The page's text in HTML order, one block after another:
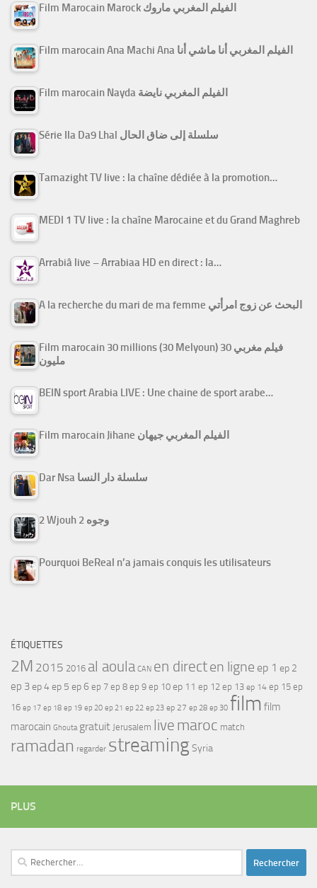
Film Marocain Marock الفيلم المغربي ماروك
Film marocain Ana Machi Ana الفيلم المغربي أنا ماشي أنا
Film marocain Nayda الفيلم المغربي نايضة
Série Ila Da9 Lhal سلسلة إلى ضاق الحال
Tamazight TV live : la chaîne dédiée à la promotion…
MEDI 1 TV live : la chaîne Marocaine et du Grand Maghreb
Arrabiâ live – Arrabiaa HD en direct : la…
A la recherche du mari de ma femme البحث عن زوج امرأتي
Film marocain 30 millions (30 Melyoun) فيلم مغربي 30
مليون
BEIN sport Arabia LIVE : Une chaine de sport arabe…
Film marocain Jihane الفيلم المغربي جيهان
Dar Nsa سلسلة دار النسا
2 Wjouh 2 وجوه
Pourquoi BeReal n’a jamais conquis les utilisateurs
ÉTIQUETTES
2M 2015 2016 al aoula CAN en directen ligne ep 1 ep 2
ep 3ep 4ep 5 ep 6 ep 7 ep 8 ep 9 ep 10 ep 11 ep 12 ep 13 ep 14 ep 15 ep
16 ep 17 ep 18 ep 19 ep 20 ep 21 ep 22 ep 23 ep 27 ep 28 ep 30 film film
marocain Ghouta gratuit Jerusalem live maroc match
ramadan regarder streamingSyria
PLUS
Rechercher :